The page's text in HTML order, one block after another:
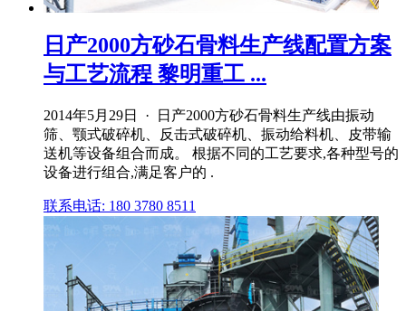
日产2000方砂石骨料生产线配置方案
与工艺流程 黎明重工 ...
2014年5月29日 · 日产2000方砂石骨料生产线由振动
筛、颚式破碎机、反击式破碎机、振动给料机、皮带输
送机等设备组合而成。 根据不同的工艺要求,各种型号的
设备进行组合,满足客户的 .
联系电话: 180 3780 8511